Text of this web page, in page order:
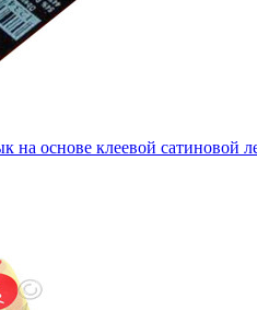
на основе клеевой сатиновой